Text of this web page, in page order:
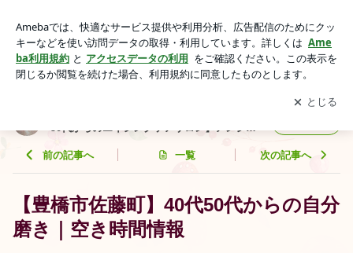
ールたるみ改善 | 豊橋エステ|毛穴・美白・たるみ専門【40
代・50代からのエイジングケアサロン】アンジェリーク
アプリをダウンロードして ブログの更新通知
を受け取りまし
ょう。
開く
50代からのエイジングケアサロン】アンジェ
前の記事へ 一覧 次の記事へ
【豊橋市佐藤町】40代50代からの自分
磨き｜空き時間情報